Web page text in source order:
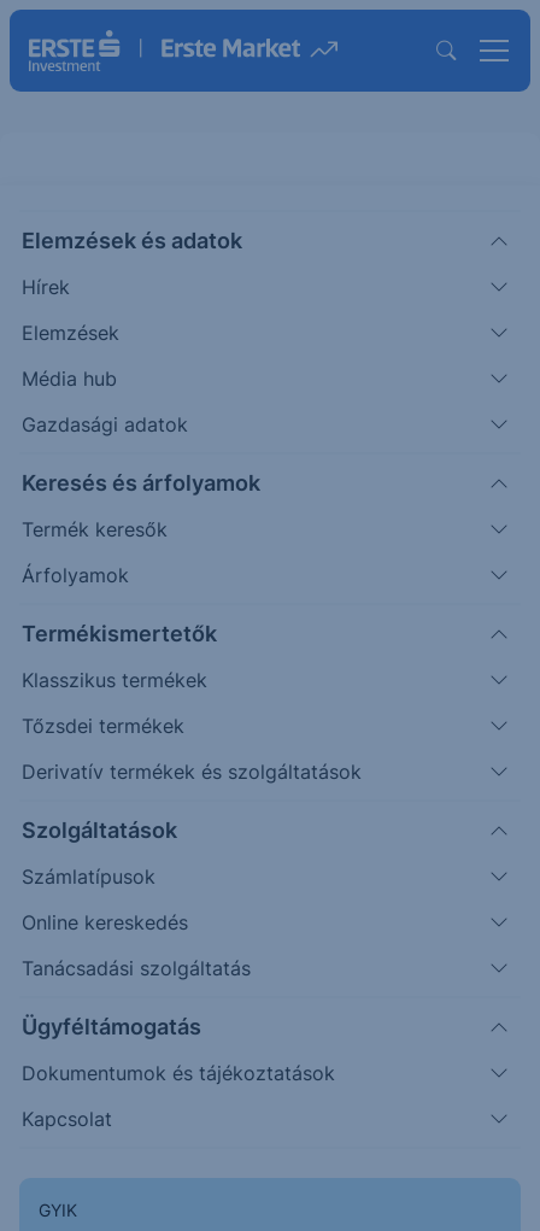
Elemzések és adatok
Hírek
Elemzések
Média hub
Gazdasági adatok
Keresés és árfolyamok
Termék keresők
Árfolyamok
Termékismertetők
Klasszikus termékek
Tőzsdei termékek
Derivatív termékek és szolgáltatások
Szolgáltatások
Számlatípusok
Online kereskedés
Tanácsadási szolgáltatás
Ügyféltámogatás
Dokumentumok és tájékoztatások
Kapcsolat
GYIK
DG(USA)
DOLLAR GENERAL ORD
126.55
Időpont: 26.08.07. 22:00
Előző záró:
127.45
Árfolyamértesítő rögzítése
További információk kérése
125.50
126.00
126.50
127.50
128.00